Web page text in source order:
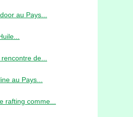
au Pays...
de...
au Pays...
rafting comme...